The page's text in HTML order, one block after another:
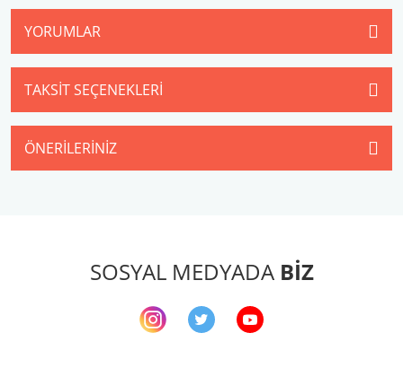
YORUMLAR
TAKSIT SEÇENEKLERI
ÖNERILERINIZ
SOSYAL MEDYADA BİZ